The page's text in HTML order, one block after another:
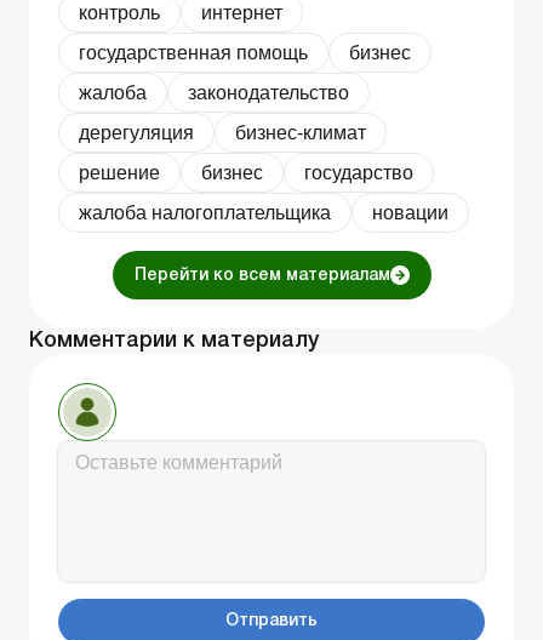
контроль
интернет
государственная помощь
бизнес
жалоба
законодательство
дерегуляция
бизнес-климат
решение
бизнес
государство
жалоба налогоплательщика
новации
Перейти ко всем материалам
Комментарии к материалу
Отправить